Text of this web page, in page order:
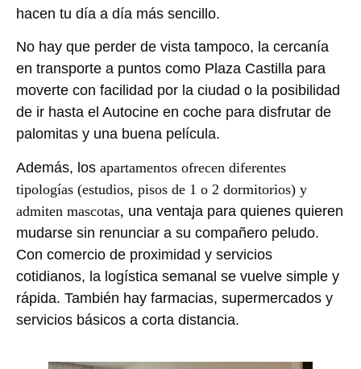
hacen tu día a día más sencillo.
No hay que perder de vista tampoco, la cercanía
en transporte a puntos como Plaza Castilla para
moverte con facilidad por la ciudad o la posibilidad
de ir hasta el Autocine en coche para disfrutar de
palomitas y una buena película.
Además, los apartamentos ofrecen diferentes
tipologías (estudios, pisos de 1 o 2 dormitorios) y
admiten mascotas, una ventaja para quienes quieren
mudarse sin renunciar a su compañero peludo.
Con comercio de proximidad y servicios
cotidianos, la logística semanal se vuelve simple y
rápida. También hay farmacias, supermercados y
servicios básicos a corta distancia.